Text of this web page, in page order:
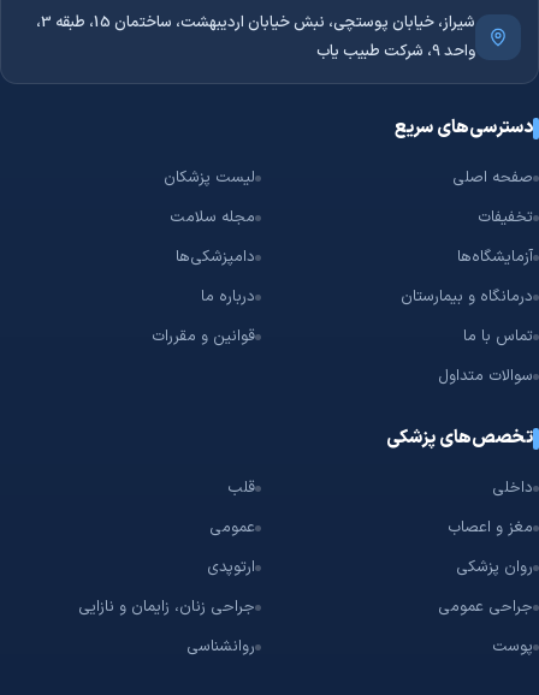
شیراز، خیابان پوستچی، نبش خیابان اردیبهشت، ساختمان 15، طبقه 3،
واحد 9، شرکت طبیب یاب
دسترسی‌های سریع
صفحه اصلی
لیست پزشکان
تخفیفات
مجله سلامت
آزمایشگاه‌ها
دامپزشکی‌ها
درمانگاه و بیمارستان
درباره ما
تماس با ما
قوانین و مقررات
سوالات متداول
تخصص‌های پزشکی
داخلی
قلب
مغز و اعصاب
عمومی
روان پزشکی
ارتوپدی
جراحی عمومی
جراحی زنان، زایمان و نازایی
پوست
روانشناسی